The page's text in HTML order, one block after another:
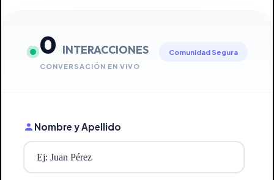
0 INTERACCIONES
CONVERSACIÓN EN VIVO
Comunidad Segura
Nombre y Apellido